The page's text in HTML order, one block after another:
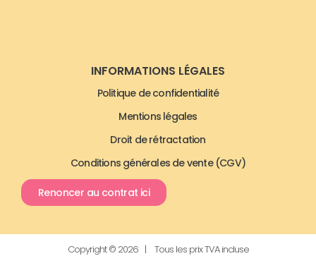
INFORMATIONS LÉGALES
Politique de confidentialité
Mentions légales
Droit de rétractation
Conditions générales de vente (CGV)
Renoncer au contrat ici
Copyright © 2026 | Tous les prix TVA incluse